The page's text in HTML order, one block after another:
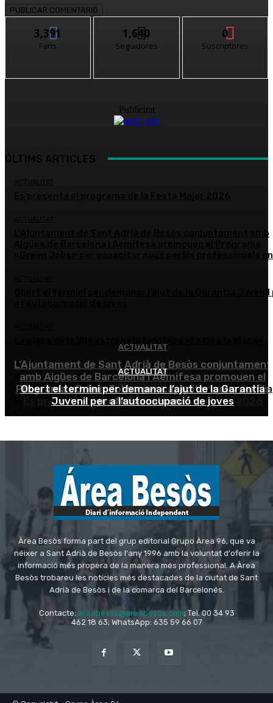
Àrea Besòs forma part del grup editorial Grupo Àrea 96, que va
néixer a Sant Adrià de Besòs l'any 1996 amb la voluntat d'oferir la
informació més propera de la manera més professional. A Àrea
Besòs trobareu les notícies més destacades de la ciutat de Sant
Adrià de Besòs i de la comarca del Barcelonés.
Contacte: areabesos@areabesos.com; Tel. 00 34 93
462 18 63; WhatsApp: 635 59 66 07